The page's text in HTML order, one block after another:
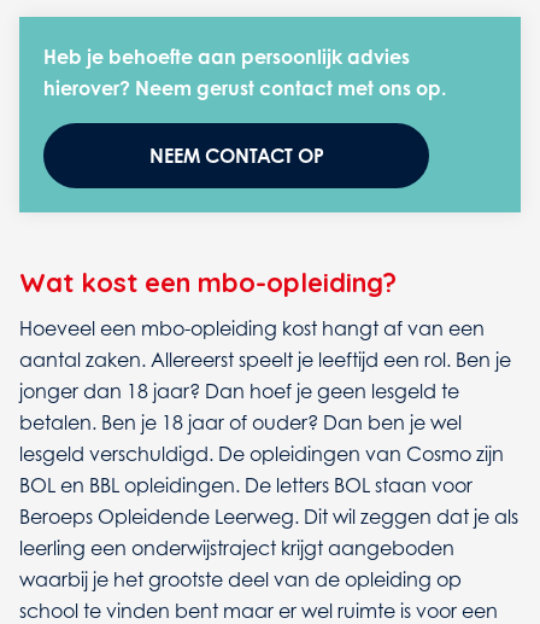
Heb je behoefte aan persoonlijk advies
hierover? Neem gerust contact met ons op.
NEEM CONTACT OP
Wat kost een mbo-opleiding?
Hoeveel een mbo-opleiding kost hangt af van een
aantal zaken. Allereerst speelt je leeftijd een rol. Ben je
jonger dan 18 jaar? Dan hoef je geen lesgeld te
betalen. Ben je 18 jaar of ouder? Dan ben je wel
lesgeld verschuldigd. De opleidingen van Cosmo zijn
BOL en BBL opleidingen. De letters BOL staan voor
Beroeps Opleidende Leerweg. Dit wil zeggen dat je als
leerling een onderwijstraject krijgt aangeboden
waarbij je het grootste deel van de opleiding op
school te vinden bent maar er wel ruimte is voor een